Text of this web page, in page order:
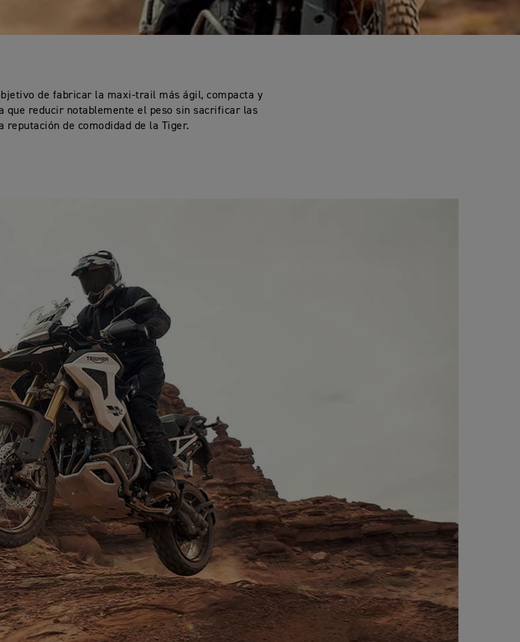
de fabricar la maxi-trail más ágil, compacta y
que reducir notablemente el peso sin sacrificar las
reputación de comodidad de la Tiger.